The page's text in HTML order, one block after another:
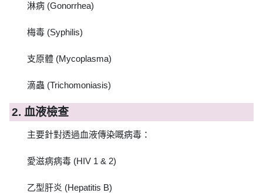
淋病 (Gonorrhea)
梅毒 (Syphilis)
支原體 (Mycoplasma)
滴蟲 (Trichomoniasis)
2. 血液檢查
主要針對透過血液傳染嘅病毒：
愛滋病病毒 (HIV 1 & 2)
乙型肝炎 (Hepatitis B)